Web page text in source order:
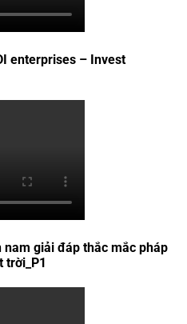
enterprises – Invest
giải đáp thắc mắc pháp
trời_P1